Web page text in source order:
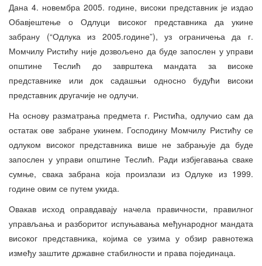
Дана 4. новембра 2005. године, високи представник је издао
Обавјештење о Одлуци високог представника да укине
забрану (“Одлука из 2005.године”), уз ограничења да г.
Момчилу Ристићу није дозвољено да буде запослен у управи
општине Теслић до заврштека мандата за високе
представнике или док садашњи односно будући високи
представник другачије не одлучи.
На основу разматрања предмета г. Ристића, одлучио сам да
остатак ове забране укинем. Господину Момчилу Ристићу се
одлуком високог представника више не забрањује да буде
запослен у управи општине Теслић. Ради избјегавања сваке
сумње, свака забрана која произлази из Одлуке из 1999.
године овим се путем укида.
Овакав исход оправдавају начела правичности, правилног
управљања и разборитог испуњавања међународног мандата
високог представника, којима се узима у обзир равнотежа
између заштите државне стабилности и права појединаца.